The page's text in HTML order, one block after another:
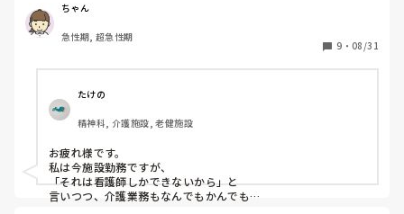
看護師の資格がなくても環境整備もオムツ交換もできます。
ナースコールだって、あれ拾え〜スマホの使い方教えろ〜だ
医療行為以外のことや看護師の資格が無くてもできることは
看護助手さんにして頂きたい。
書類のコピーも事務さんにやって頂きたい。
看護って一体何なんですか？😭
看護の視点を持てば看護だなんて、そんなこと言ってたらい
ちゃん
急性期, 超急性期
9 ・ 08/31
たけの
精神科, 介護施設, 老健施設
お疲れ様です。
私は今施設勤務ですが、
「それは看護師しかできないから」と
言いつつ、介護業務もなんでもかんでも